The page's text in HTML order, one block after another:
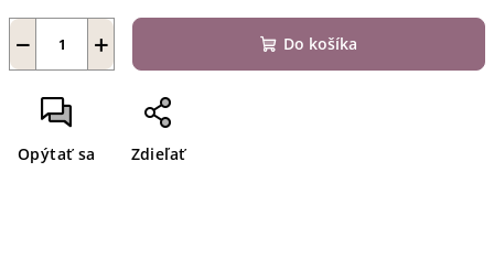
+
− Do košíka
Opýtať sa Zdieľať